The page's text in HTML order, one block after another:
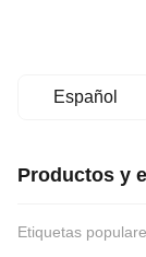
Español
Productos y
Etiquetas